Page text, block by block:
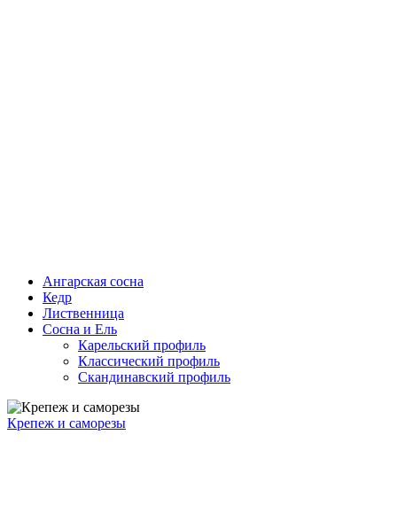
Ангарская сосна
Кедр
Лиственница
Сосна и Ель
Карельский профиль
Классический профиль
Скандинавский профиль
Крепеж и саморезы